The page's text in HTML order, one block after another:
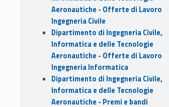
Aeronautiche - Offerte di Lavoro
Ingegneria Civile
Dipartimento di Ingegneria Civile,
Informatica e delle Tecnologie
Aeronautiche - Offerte di Lavoro
Ingegneria Informatica
Dipartimento di Ingegneria Civile,
Informatica e delle Tecnologie
Aeronautiche - Premi e bandi